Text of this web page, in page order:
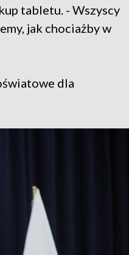
tabletu. - Wszyscy
jak chociażby w
dla